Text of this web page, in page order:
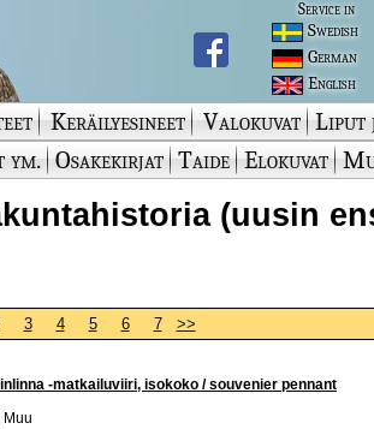
Service in
Swedish
German
English
Keräilyesineet Valokuvat Liput
Osakekirjat Taide Elokuvat
(uusin
3 4 5 6 7 >>
-matkailuviiri, isokoko / souvenier pennant
Muu